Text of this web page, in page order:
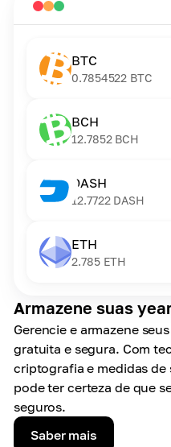
Armazene suas
Gerencie e armazene
gratuita e segura. Com
criptografia e medidas
pode ter certeza de que
seguros.
Saber mais
BTC
0.7854522 BTC
BCH
12.7852 BCH
DASH
12.7722 DASH
ETH
2.785 ETH